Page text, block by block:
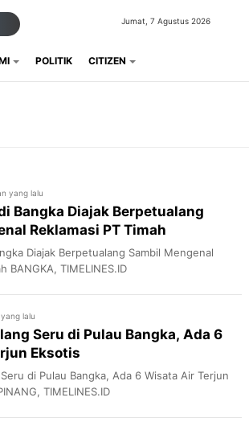
Jumat, 7 Agustus 2026
POLITIK CITIZEN
yang lalu
Bangka Diajak Berpetualang
Reklamasi PT Timah
Diajak Berpetualang Sambil Mengenal
BANGKA, TIMELINES.ID
lalu
Seru di Pulau Bangka, Ada 6
Eksotis
di Pulau Bangka, Ada 6 Wisata Air Terjun
TIMELINES.ID